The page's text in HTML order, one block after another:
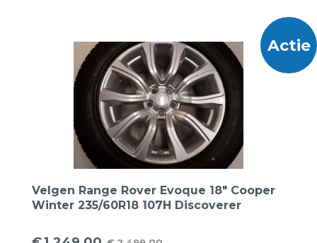
Actie
Velgen Range Rover Evoque 18″ Cooper
Winter 235/60R18 107H Discoverer
Winter XL